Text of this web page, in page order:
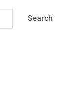
Search